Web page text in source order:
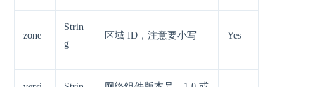
zone
Strin
g
区域 ID，注意要小写 Yes